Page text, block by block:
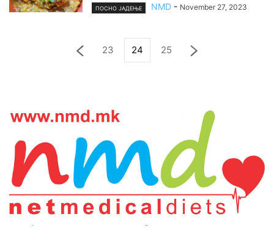
ПОСНО ЈАДЕЊЕ NMD - November 27, 2023
23 24 25